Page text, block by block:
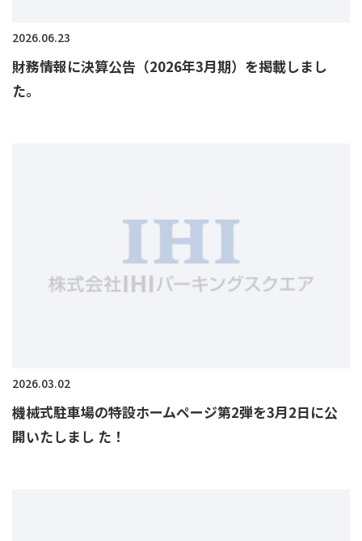
2026.06.23
財務情報に決算公告（2026年3月期）を掲載しまし
た。
2026.03.02
機械式駐車場の特設ホームページ第2弾を3月2日に公
開いたしまし た！